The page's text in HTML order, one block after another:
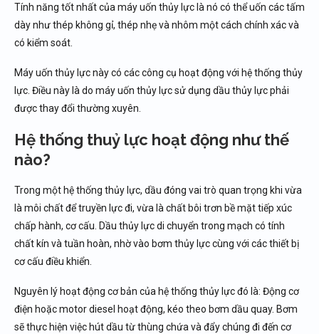
Tính năng tốt nhất của máy uốn thủy lực là nó có thể uốn các tấm
dày như thép không gỉ, thép nhẹ và nhôm một cách chính xác và
có kiểm soát.
Máy uốn thủy lực này có các công cụ hoạt động với hệ thống thủy
lực. Điều này là do máy uốn thủy lực sử dụng dầu thủy lực phải
được thay đổi thường xuyên.
Hệ thống thuỷ lực hoạt động như thế
nào?
Trong một hệ thống thủy lực, dầu đóng vai trò quan trọng khi vừa
là môi chất để truyền lực đi, vừa là chất bôi trơn bề mặt tiếp xúc
chấp hành, cơ cấu. Dầu thủy lực di chuyển trong mạch có tính
chất kín và tuần hoàn, nhờ vào bơm thủy lực cùng với các thiết bị
cơ cấu điều khiển.
Nguyên lý hoạt động cơ bản của hệ thống thủy lực đó là: Động cơ
điện hoặc motor diesel hoạt động, kéo theo bơm dầu quay. Bơm
sẽ thực hiện việc hút dầu từ thùng chứa và đẩy chúng đi đến cơ